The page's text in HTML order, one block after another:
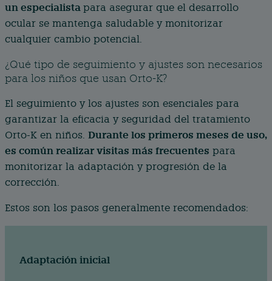
un especialista para asegurar que el desarrollo
ocular se mantenga saludable y monitorizar
cualquier cambio potencial.
¿Qué tipo de seguimiento y ajustes son necesarios
para los niños que usan Orto-K?
El seguimiento y los ajustes son esenciales para
garantizar la eficacia y seguridad del tratamiento
Orto-K en niños. Durante los primeros meses de uso,
es común realizar visitas más frecuentes para
monitorizar la adaptación y progresión de la
corrección.
Estos son los pasos generalmente recomendados:
Adaptación inicial